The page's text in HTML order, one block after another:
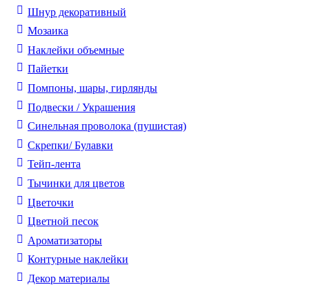
Шнур декоративный
Мозаика
Наклейки объемные
Пайетки
Помпоны, шары, гирлянды
Подвески / Украшения
Синельная проволока (пушистая)
Скрепки/ Булавки
Тейп-лента
Тычинки для цветов
Цветочки
Цветной песок
Ароматизаторы
Контурные наклейки
Декор материалы